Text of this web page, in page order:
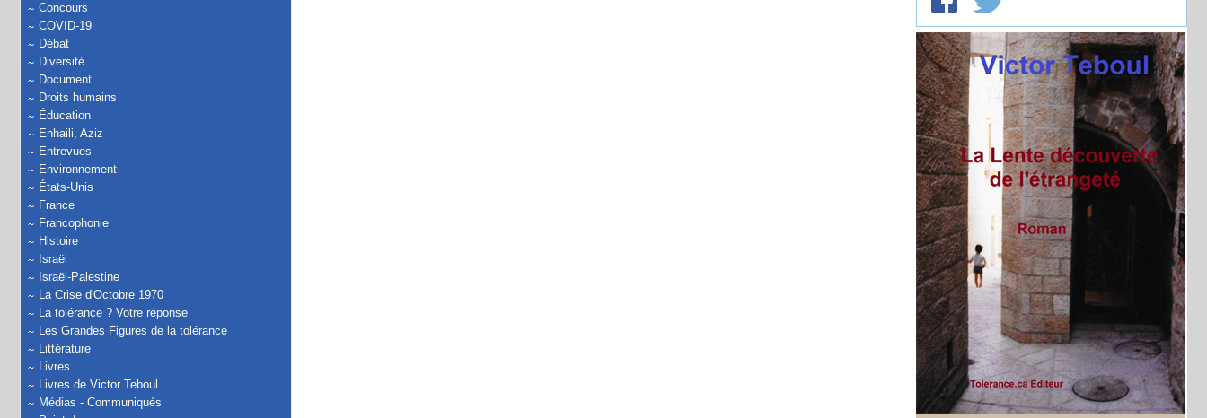
Concours
COVID-19
Débat
Diversité
Document
Droits humains
Éducation
Enhaili, Aziz
Entrevues
Environnement
États-Unis
France
Francophonie
Histoire
Israël
Israël-Palestine
La Crise d'Octobre 1970
La tolérance ? Votre réponse
Les Grandes Figures de la tolérance
Littérature
Livres
Livres de Victor Teboul
Médias - Communiqués